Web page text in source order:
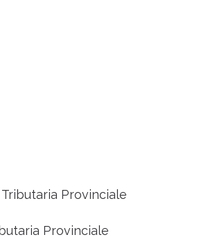
Tributaria Provinciale
Provinciale